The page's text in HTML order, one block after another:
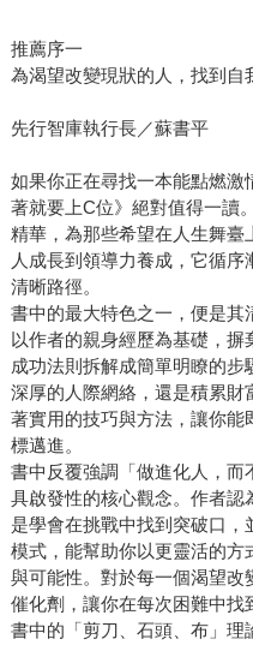
推薦序一
為渴望改變現狀的人，找到自
先行智庫執行長／蘇書平
如果你正在尋找一本能點燃
著就要上C位》絕對值得一讀
精華，為那些希望在人生舞臺
人成長到領導力養成，它循
清晰路徑。
書中的最大特色之一，便是
以作者的親身經歷為基礎，
成功法則拆解成簡單明瞭的
深厚的人際網絡，還是積累
著實用的技巧與方法，讓你能
標邁進。
書中反覆強調「做進化人，而
具啟發性的核心觀念。作者
是學會在挑戰中找到突破口
模式，能幫助你以更靈活的方
與可能性。對於每一個渴望改
催化劑，讓你在每次困難中找
書中的「剪刀、石頭、布」理